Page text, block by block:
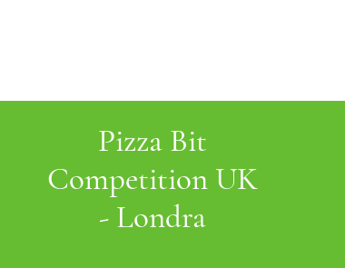
Pizza Bit
Competition UK
- Londra